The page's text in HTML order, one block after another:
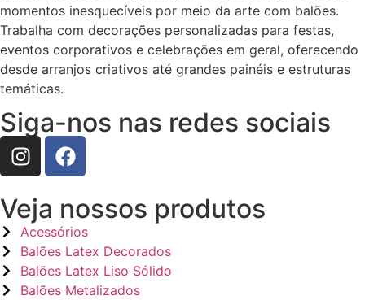
momentos inesquecíveis por meio da arte com balões.
Trabalha com decorações personalizadas para festas,
eventos corporativos e celebrações em geral, oferecendo
desde arranjos criativos até grandes painéis e estruturas
temáticas.
Siga-nos nas redes sociais
Veja nossos produtos
Acessórios
Balões Latex Decorados
Balões Latex Liso Sólido
Balões Metalizados